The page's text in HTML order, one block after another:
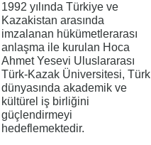
1992 yılında Türkiye ve
Kazakistan arasında
imzalanan hükümetlerarası
anlaşma ile kurulan Hoca
Ahmet Yesevi Uluslararası
Türk-Kazak Üniversitesi, Türk
dünyasında akademik ve
kültürel iş birliğini
güçlendirmeyi
hedeflemektedir.